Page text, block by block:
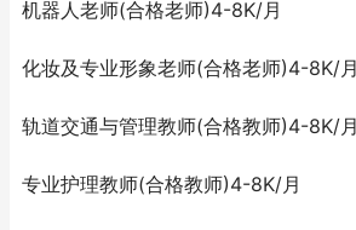
机器人老师(合格老师)4-8K/月
化妆及专业形象老师(合格老师)4-8K/月
轨道交通与管理教师(合格教师)4-8K/月
专业护理教师(合格教师)4-8K/月